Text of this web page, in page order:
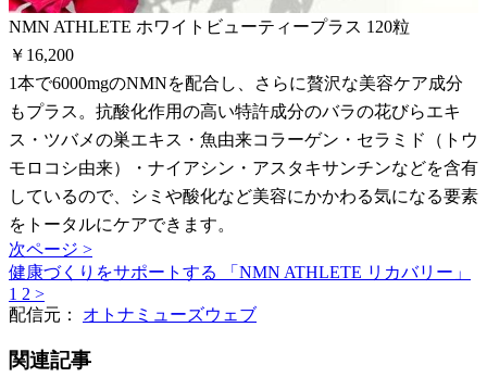
NMN ATHLETE ホワイトビューティープラス 120粒
￥16,200
1本で6000mgのNMNを配合し、さらに贅沢な美容ケア成分
もプラス。抗酸化作用の高い特許成分のバラの花びらエキ
ス・ツバメの巣エキス・魚由来コラーゲン・セラミド（トウ
モロコシ由来）・ナイアシン・アスタキサンチンなどを含有
しているので、シミや酸化など美容にかかわる気になる要素
をトータルにケアできます。
次ページ >
健康づくりをサポートする 「NMN ATHLETE リカバリー」
1 2 >
配信元： オトナミューズウェブ
関連記事